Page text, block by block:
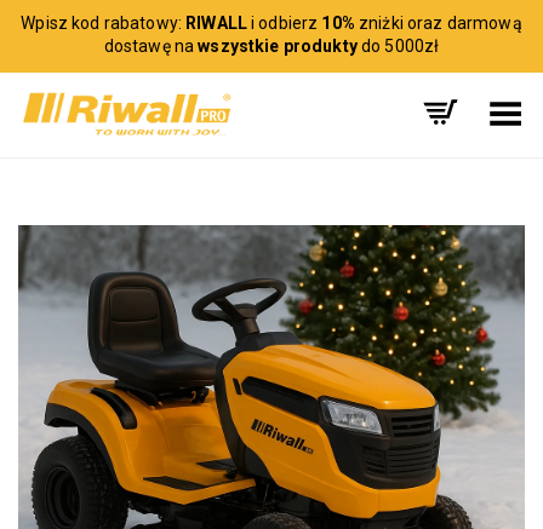
Wpisz kod rabatowy: RIWALLi odbierz 10% zniżki oraz darmową
dostawę nawszystkie produktydo 5000zł
Toggle Menu